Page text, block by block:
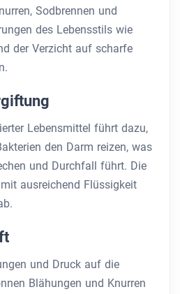
Sodbrennen und
des Lebensstils wie
der Verzicht auf scharfe
Lebensmittel führt dazu,
den Darm reizen, was
und Durchfall führt. Die
ausreichend Flüssigkeit
und Druck auf die
Blähungen und Knurren